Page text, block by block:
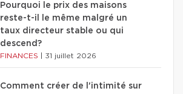
Pourquoi le prix des maisons
reste-t-il le même malgré un
taux directeur stable ou qui
descend?
FINANCES 31 juillet 2026
Comment créer de l'intimité sur